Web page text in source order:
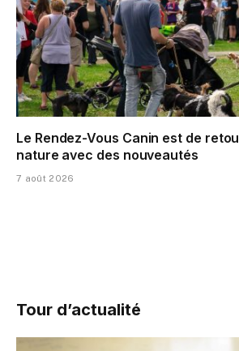
Le Rendez-Vous Canin est de
nature avec des nouveautés
7 août 2026
Tour d’actualité